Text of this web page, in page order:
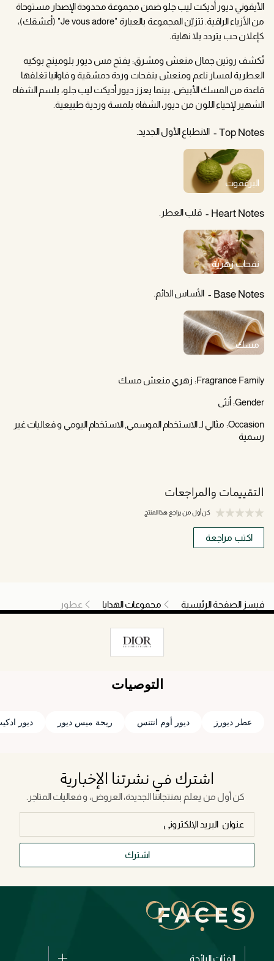
الأيقوني ديور أديكت ليب جلو ضمن مجموعة محدودة الإصدار مستوحاة
من الأزياء الراقية. تتزيّن المجموعة بالعبارة "Je vous adore" (أعشقك)،
كإعلان حب يتردد بلا نهاية.
تُكشف روتين جمال منعش ومشرق: يفتح مس ديور بلومينج بوكيه
العطرية لمسار ناعم ومنعش بنفحات وردة دمشقية و فاوانيا تغلفها
قاعدة من المسك الأبيض. بينما يعزز ديور أديكت ليب جلو، بلسم الشفاه
الشهير لإحياء اللون من ديور، الشفاه بلمسة وردية طبيعية.
Top Notes الانطباع الأول الجديد.
البرغموت
Heart Notes قلب العطر.
نفحات زهرية
Base Notes الأساس الدائم.
مسك
Fragrance Family: زهري منعش مسك
Gender: أنثى
Occasion: مثالي لـ الاستخدام الموسمي, الاستخدام اليومي و فعاليات غير
رسمية
التقييمات والمراجعات
كن أول من يراجع هذا المنتج
اكتب مراجعة
فيسز الصفحة الرئيسية مجموعات الهدايا عطور
التوصيات
عطر ديورز ديور أوم انتنس ريحة ميس ديور ديور
اشترك في نشرتنا الإخبارية
كن أول من يعلم بمنتجاتنا الجديدة، العروض، و فعاليات المتاجر.
اشترك
الفئات الرائجة